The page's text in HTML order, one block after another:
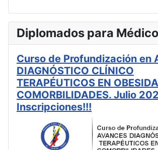
Diplomados para
Curso de Profundización en
DIAGNÓSTICO CLÍNICO
TERAPÉUTICOS EN
COMORBILIDADES. Julio
Inscripciones!!!